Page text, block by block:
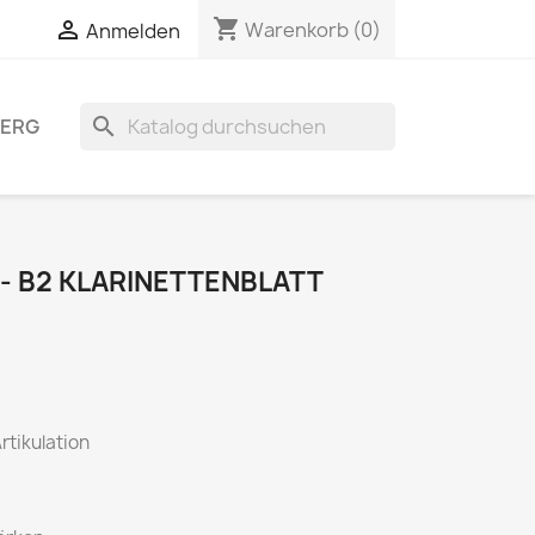
 Anmelden shopping_cart Warenkorb (0)
search
B2 KLARINETTENBLATT